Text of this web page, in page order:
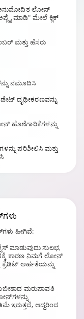
ಅನುಮೋದಿತ ಲೋನ್
ಮಾಡಿ" ಮೇಲೆ ಕ್ಲಿಕ್
ಮತ್ತು ಹೆಸರು
ನಮೂದಿಸಿ
ದೃಢೀಕರಣವನ್ನು
ಹೊಣೆಗಾರಿಕೆಗಳನ್ನು
ಪರಿಶೀಲಿಸಿ ಮತ್ತು
ಹೀಗಿವೆ:
ಮಾಡುವುದು ಸುಲಭ,
ಕಾರಣ ನಿಮಗೆ ಲೋನ್
ಕ್ರೆಡಿಟ್ ಅರ್ಹತೆಯನ್ನು
ಮರುಪಾವತಿ
ಇರುತ್ತದೆ, ಆದ್ದರಿಂದ